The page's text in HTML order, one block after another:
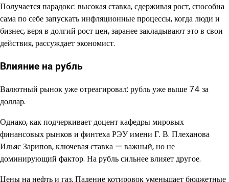
Получается парадокс: высокая ставка, сдерживая рост, способна
сама по себе запускать инфляционные процессы, когда люди и
бизнес, веря в долгий рост цен, заранее закладывают это в свои
действия, рассуждает экономист.
Влияние на рубль
Валютный рынок уже отреагировал: рубль уже выше 74 за
доллар.
Однако, как подчеркивает доцент кафедры мировых
финансовых рынков и финтеха РЭУ имени Г. В. Плеханова
Ильяс Зарипов, ключевая ставка — важный, но не
доминирующий фактор. На рубль сильнее влияет другое.
Цены на нефть и газ. Падение котировок уменьшает бюджетные